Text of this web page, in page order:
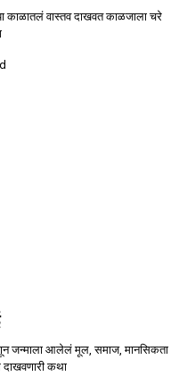
काळातलं वास्तव दाखवत काळजाला चरे
जन्माला आलेलं मूल, समाज, मानसिकता
कथा